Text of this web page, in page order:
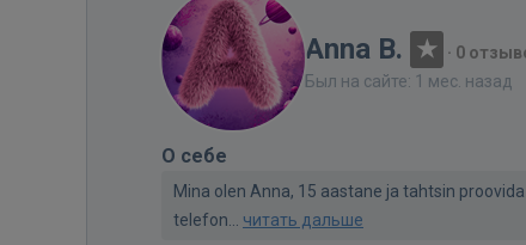
Anna B. · 0
Был на сайте: 1 мес. назад
О себе
Mina olen Anna, 15 aastane ja tahtsin
telefon... читать дальше